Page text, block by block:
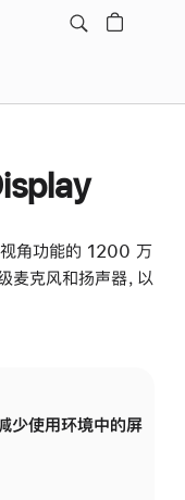
角功能的 1200 万
克风和扬声器，以
少使用环境中的屏